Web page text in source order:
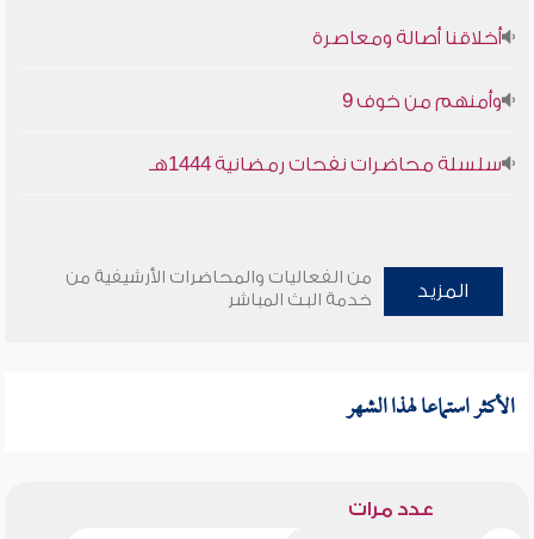
أخلاقنا أصالة ومعاصرة
وأمنهم من خوف 9
سلسلة محاضرات نفحات رمضانية 1444هـ
المزيد
من الفعاليات والمحاضرات الأرشيفية من
خدمة البث المباشر
الأكثر استماعا لهذا الشهر
عدد مرات